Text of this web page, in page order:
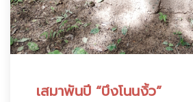
เสมาพันปี “บึงโนนงิ้ว”